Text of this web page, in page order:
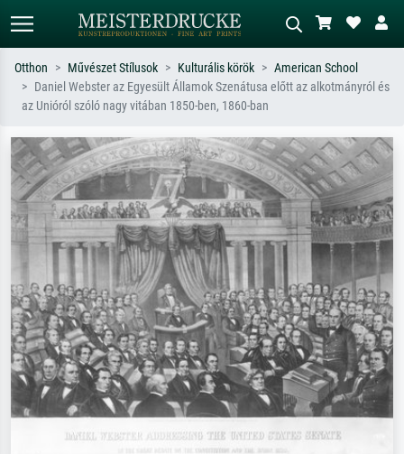
Alap keresés
szerint – pl. Monet, Csillagos éj,
impresszionizmus, Hokusai-hullám,
piros absztrakt, sötét olajkép, álló akt
egy fa mellett.
Otthon Művészet Stílusok Kulturális körök
American School
Daniel Webster az Egyesült Államok Szenátusa előtt az alkotmányról és
az Unióról szóló nagy vitában 1850-ben, 1860-ban